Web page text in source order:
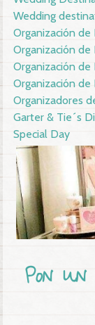
Wedding
Organización de
Organización de
Organización
Organización
Organizadores
Garter & Tie´s
Special Day
Pon